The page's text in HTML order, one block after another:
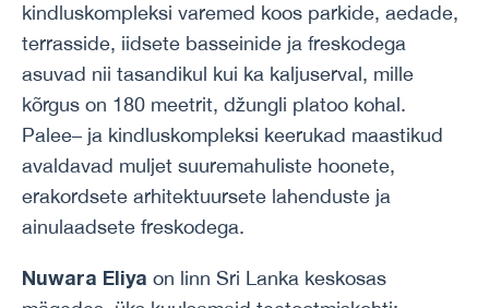
kindluskompleksi varemed koos parkide, aedade,
terrasside, iidsete basseinide ja freskodega
asuvad nii tasandikul kui ka kaljuserval, mille
kõrgus on 180 meetrit, džungli platoo kohal.
Palee– ja kindluskompleksi keerukad maastikud
avaldavad muljet suuremahuliste hoonete,
erakordsete arhitektuursete lahenduste ja
ainulaadsete freskodega.
Nuwara Eliya on linn Sri Lanka keskosas